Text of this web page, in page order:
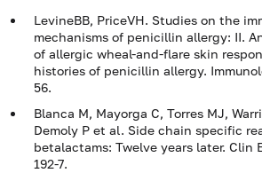
LevineBB, PriceVH. Studies on the
mechanisms of penicillin allergy: II.
of allergic wheal-and-flare skin
histories of penicillin allergy.
56.
Blanca M, Mayorga C, Torres MJ,
Demoly P et al. Side chain specific
betalactams: Twelve years later. Clin
192-7.